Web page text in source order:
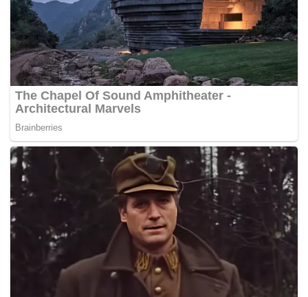
Tak hanya di kawasan Puncak, Deputi Gakkum
Kementerian Lingkungan Hidup/Badan Pengendalian
hidup juga merekomendasikan 6 (enam)
perusahaan di kawasan Sentul, Bogor yang
merupakan hulu DAS Kali Bekasi untuk ikut
bertanggungjawab terhadap banjir di wilayah Bekasi.
Perusahaan yang berlokasi di Sentul, Kabupaten
Bogor, yang merupakan hulu DAS Kali Bekasi, yaitu PT
Sentul City, Tbk. (Perumahan, Perhotelan, Pusat
Perdagangan dan Kawasan Wisata), PT Light